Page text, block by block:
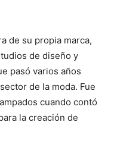
de su propia marca,
de diseño y
pasó varios años
de la moda. Fue
cuando contó
la creación de